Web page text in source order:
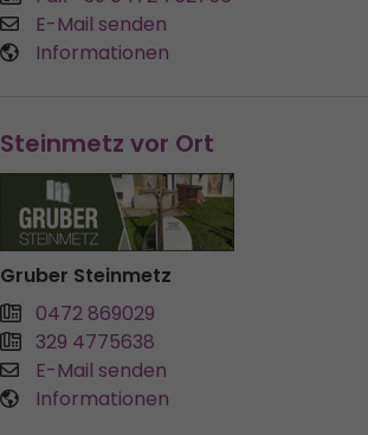
E-Mail senden
Informationen
Steinmetz vor Ort
Gruber Steinmetz
0472 869029
329 4775638
E-Mail senden
Informationen